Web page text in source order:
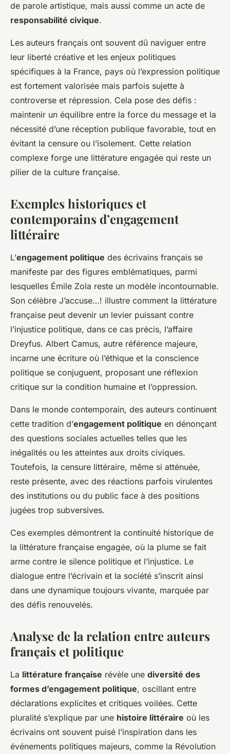
de parole artistique, mais aussi comme un acte de
responsabilité civique.
Les auteurs français ont souvent dû naviguer entre
leur liberté créative et les enjeux politiques
spécifiques à la France, pays où l’expression politique
est fortement valorisée mais parfois sujette à
controverse et répression. Cela pose des défis :
maintenir un équilibre entre la force du message et la
nécessité d’une réception publique favorable, tout en
évitant la censure ou l’isolement. Cette relation
complexe forge une littérature engagée qui reste un
pilier de la culture française.
Exemples historiques et
contemporains d’engagement
littéraire
L’engagement politique des écrivains français se
manifeste par des figures emblématiques, parmi
lesquelles Émile Zola reste un modèle incontournable.
Son célèbre J’accuse…! illustre comment la littérature
française peut devenir un levier puissant contre
l’injustice politique, dans ce cas précis, l’affaire
Dreyfus. Albert Camus, autre référence majeure,
incarne une écriture où l’éthique et la conscience
politique se conjuguent, proposant une réflexion
critique sur la condition humaine et l’oppression.
Dans le monde contemporain, des auteurs continuent
cette tradition d’engagement politique en dénonçant
des questions sociales actuelles telles que les
inégalités ou les atteintes aux droits civiques.
Toutefois, la censure littéraire, même si atténuée,
reste présente, avec des réactions parfois virulentes
des institutions ou du public face à des positions
jugées trop subversives.
Ces exemples démontrent la continuité historique de
la littérature française engagée, où la plume se fait
arme contre le silence politique et l’injustice. Le
dialogue entre l’écrivain et la société s’inscrit ainsi
dans une dynamique toujours vivante, marquée par
des défis renouvelés.
Analyse de la relation entre auteurs
français et politique
La littérature française révèle une diversité des
formes d’engagement politique, oscillant entre
déclarations explicites et critiques voilées. Cette
pluralité s’explique par une histoire littéraire où les
écrivains ont souvent puisé l’inspiration dans les
événements politiques majeurs, comme la Révolution